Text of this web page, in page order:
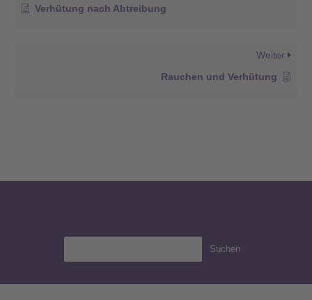
Verhütung nach Abtreibung
Weiter
Rauchen und Verhütung
Suchen